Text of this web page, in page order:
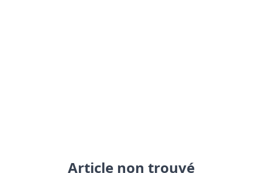
Article non trouvé